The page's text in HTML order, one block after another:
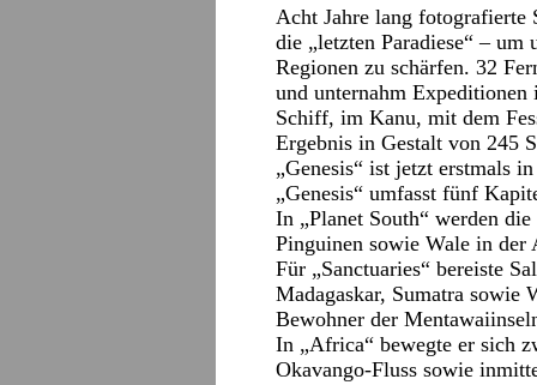
Acht Jahre lang fotografierte
die „letzten Paradiese“ –
Regionen zu schärfen. 32
und unternahm
Schiff, im Kanu, mit dem
Ergebnis in Gestalt von 245
„Genesis“ ist jetzt erstmals
„Genesis“ umfasst fünf
In „Planet South“ werden
Pinguinen sowie Wale in
Für „Sanctuaries“ bereiste
Madagaskar, Sumatra sowie
Bewohner der
In „Africa“ bewegte er sich
Okavango-Fluss sowie